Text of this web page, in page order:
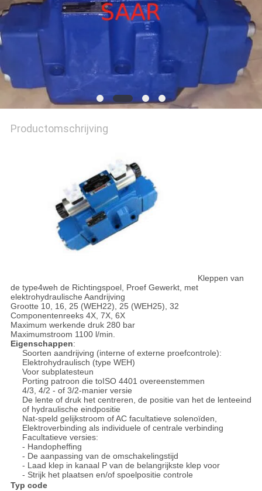
Productomschrijving
Kleppen van
de type4weh de Richtingspoel, Proef Gewerkt, met
elektrohydraulische Aandrijving
Grootte 10, 16, 25 (WEH22), 25 (WEH25), 32
Componentenreeks 4X, 7X, 6X
Maximum werkende druk 280 bar
Maximumstroom 1100 l/min.
Eigenschappen:
Soorten aandrijving (interne of externe proefcontrole):
Elektrohydraulisch (type WEH)
Voor subplatesteun
Porting patroon die toISO 4401 overeenstemmen
4/3, 4/2 - of 3/2-manier versie
De lente of druk het centreren, de positie van het de lenteeind
of hydraulische eindpositie
Nat-speld gelijkstroom of AC facultatieve solenoïden,
Elektroverbinding als individuele of centrale verbinding
Facultatieve versies:
- Handopheffing
- De aanpassing van de omschakelingstijd
- Laad klep in kanaal P van de belangrijkste klep voor
- Strijk het plaatsen en/of spoelpositie controle
Typ code